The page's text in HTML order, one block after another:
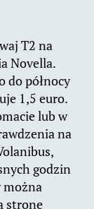
T2 na
Novella.
do północy
1,5 euro.
lub w
na
godzin
można
stronę